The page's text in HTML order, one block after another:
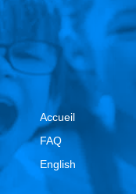
Accueil
FAQ
English